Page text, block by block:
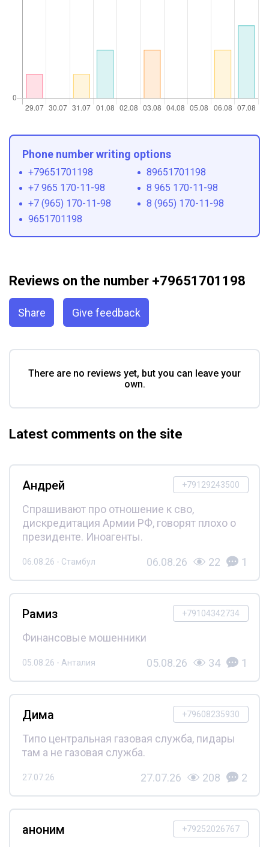
Phone number writing options
+79651701198
89651701198
+7 965 170-11-98
8 965 170-11-98
+7 (965) 170-11-98
8 (965) 170-11-98
9651701198
Reviews on the number +79651701198
Share Give feedback
There are no reviews yet, but you can leave your
own.
Latest comments on the site
+79129243500
Андрей
Спрашивают про отношение к сво,
дискредитация Армии РФ, говорят плохо о
президенте. Иноагенты.
06.08.26 - Стамбул 06.08.26 22 1
+79104342734
Рамиз
Финансовые мошенники
05.08.26 - Анталия 05.08.26 34 1
+79608235930
Дима
Типо центральная газовая служба, пидары
там а не газовая служба.
27.07.26 27.07.26 208 2
+79252026767
аноним